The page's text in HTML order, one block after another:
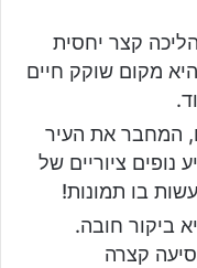
קצר יחסית
מקום שוקק חיים
המחבר את העיר
ציוריים של
בו תמונות!
ביקור חובה.
קצרה